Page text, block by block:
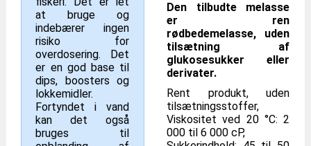
at bruge og
indebærer ingen
risiko for
overdosering. Det
er en god base til
dips, boosters og
lokkemidler.
Fortyndet i vand
kan det også
bruges til
Den tilbudte melasse
er ren
rødbedemelasse, uden
tilsætning af
glukosesukker eller
derivater.
Rent produkt, uden
tilsætningsstoffer,
Viskositet ved 20 °C: 2
000 til 6 000 cP,